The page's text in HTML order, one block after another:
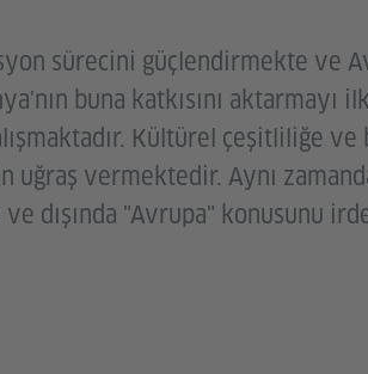
sürecini güçlendirmekte ve
buna katkısını aktarmayı
Kültürel çeşitliliğe ve
vermektedir. Aynı
dışında "Avrupa" konusunu